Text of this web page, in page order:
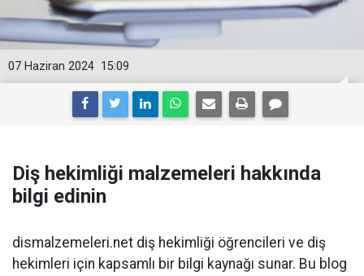
15:09
07 Haziran 2024
Diş hekimliği malzemeleri hakkında
bilgi edinin
dismalzemeleri.net diş hekimliği öğrencileri ve diş
hekimleri için kapsamlı bir bilgi kaynağı sunar. Bu blog